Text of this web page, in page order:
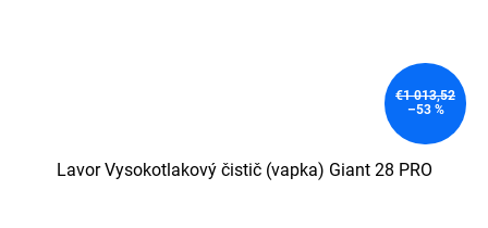
€1 013,52
–53 %
Lavor Vysokotlakový čistič (vapka) Giant 28 PRO